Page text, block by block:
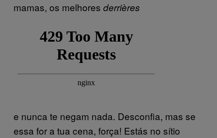
mamas, os melhores derrières
e nunca te negam nada. Desconfia, mas se
essa for a tua cena, força! Estás no sítio